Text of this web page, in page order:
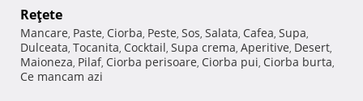
Reţete
Mancare, Paste, Ciorba, Peste, Sos, Salata, Cafea, Supa,
Dulceata, Tocanita, Cocktail, Supa crema, Aperitive, Desert,
Maioneza, Pilaf, Ciorba perisoare, Ciorba pui, Ciorba burta,
Ce mancam azi